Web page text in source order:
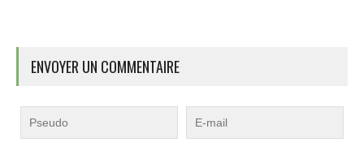
ENVOYER UN COMMENTAIRE